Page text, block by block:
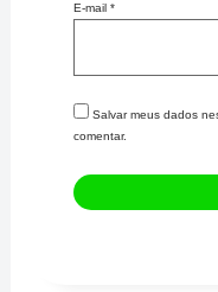
E-mail *
Salvar meus dados
comentar.